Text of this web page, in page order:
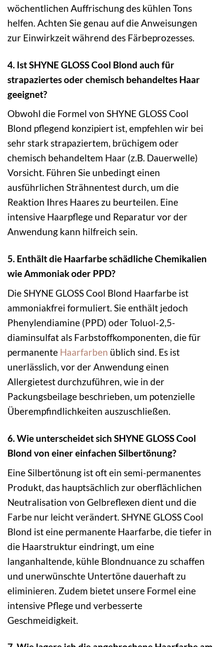
wöchentlichen Auffrischung des kühlen Tons
helfen. Achten Sie genau auf die Anweisungen
zur Einwirkzeit während des Färbeprozesses.
4. Ist SHYNE GLOSS Cool Blond auch für
strapaziertes oder chemisch behandeltes Haar
geeignet?
Obwohl die Formel von SHYNE GLOSS Cool
Blond pflegend konzipiert ist, empfehlen wir bei
sehr stark strapaziertem, brüchigem oder
chemisch behandeltem Haar (z.B. Dauerwelle)
Vorsicht. Führen Sie unbedingt einen
ausführlichen Strähnentest durch, um die
Reaktion Ihres Haares zu beurteilen. Eine
intensive Haarpflege und Reparatur vor der
Anwendung kann hilfreich sein.
5. Enthält die Haarfarbe schädliche Chemikalien
wie Ammoniak oder PPD?
Die SHYNE GLOSS Cool Blond Haarfarbe ist
ammoniakfrei formuliert. Sie enthält jedoch
Phenylendiamine (PPD) oder Toluol-2,5-
diaminsulfat als Farbstoffkomponenten, die für
permanente Haarfarben üblich sind. Es ist
unerlässlich, vor der Anwendung einen
Allergietest durchzuführen, wie in der
Packungsbeilage beschrieben, um potenzielle
Überempfindlichkeiten auszuschließen.
6. Wie unterscheidet sich SHYNE GLOSS Cool
Blond von einer einfachen Silbertönung?
Eine Silbertönung ist oft ein semi-permanentes
Produkt, das hauptsächlich zur oberflächlichen
Neutralisation von Gelbreflexen dient und die
Farbe nur leicht verändert. SHYNE GLOSS Cool
Blond ist eine permanente Haarfarbe, die tiefer in
die Haarstruktur eindringt, um eine
langanhaltende, kühle Blondnuance zu schaffen
und unerwünschte Untertöne dauerhaft zu
eliminieren. Zudem bietet unsere Formel eine
intensive Pflege und verbesserte
Geschmeidigkeit.